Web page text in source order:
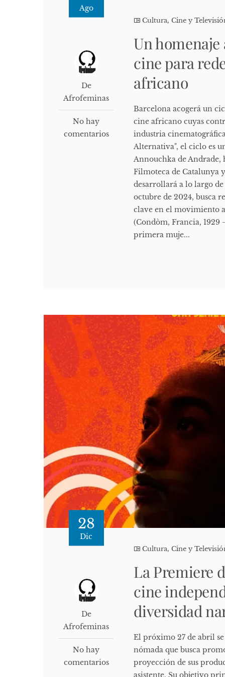
Ago
De
Afrofeminas
No hay
comentarios
Cultura, Cine y
Un
cine para
africano
Barcelona acogerá un
cine africano cuyas
industria
Alternativa", el ciclo es
Annouchka de Andrade,
Filmoteca de Catalunya
desarrollará a lo largo
octubre de 2024, busca
clave en el movimiento
(Condòm, Francia, 1929
primera muje...
28
Dic
De
Afrofeminas
No hay
comentarios
Cultura, Cine y
La Premiere
cine
diversidad
El próximo 27 de abril
nómada que busca
proyección de sus
asistente. Su objetivo